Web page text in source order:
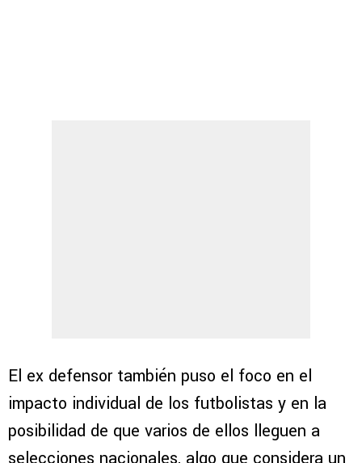
El ex defensor también puso el foco en el
impacto individual de los futbolistas y en la
posibilidad de que varios de ellos lleguen a
selecciones nacionales, algo que considera un